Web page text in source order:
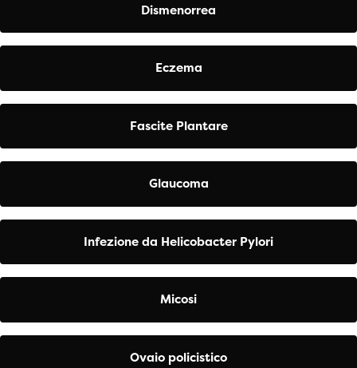
Dismenorrea
Eczema
Fascite Plantare
Glaucoma
Infezione da Helicobacter Pylori
Micosi
Ovaio policistico